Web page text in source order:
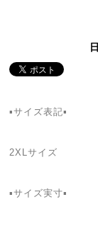
▪️サイズ表記▪
2XLサイズ
▪️サイズ実寸▪️